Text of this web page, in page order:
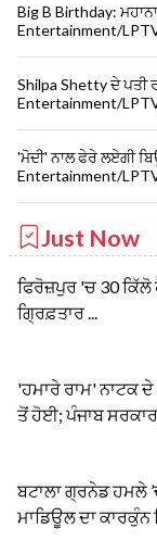
Big B Birthday:
Entertainment/
Shilpa Shetty ਦੇ ਪਤੀ
Entertainment/
'ਮੋਦੀ' ਨਾਲ ਫੇਰੇ ਲਏਗੀ
Entertainment/
Just Now
ਫਿਰੋਜ਼ਪੁਰ 'ਚ 30
ਗ੍ਰਿਫ਼ਤਾਰ ...
'ਹਮਾਰੇ ਰਾਮ' ਨਾਟਕ
ਤੋਂ ਹੋਈ; ਪੰਜਾਬ ਸਰਕਾਰ
ਬਟਾਲਾ ਗ੍ਰਨੇਡ ਹਮਲੇ
ਮਾਡਿਊਲ ਦਾ ਕਾਰਕੁੰਨ